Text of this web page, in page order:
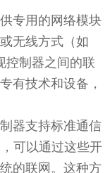
专用的网络模块
无线方式（如
控制器之间的联
有技术和设备，
器支持标准通信
可以通过这些开
的联网。这种方